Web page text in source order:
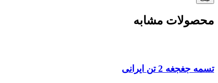
محصولات مشابه
تسمه جغجغه 2 تن ایرانی